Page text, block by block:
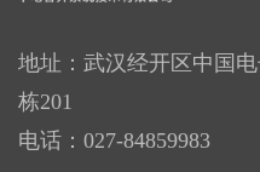
地址：武汉经开区中国
栋201
电话：027-84859983